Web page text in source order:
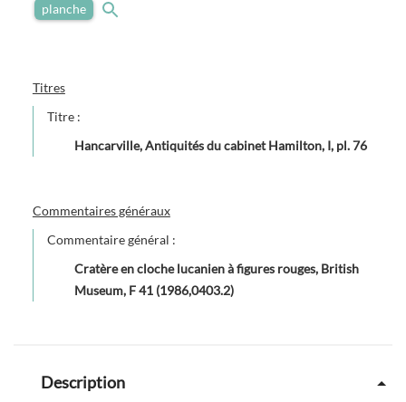
planche
Titres
Titre :
Hancarville, Antiquités du cabinet Hamilton, I, pl. 76
Commentaires généraux
Commentaire général :
Cratère en cloche lucanien à figures rouges, British
Museum, F 41 (1986,0403.2)
Description